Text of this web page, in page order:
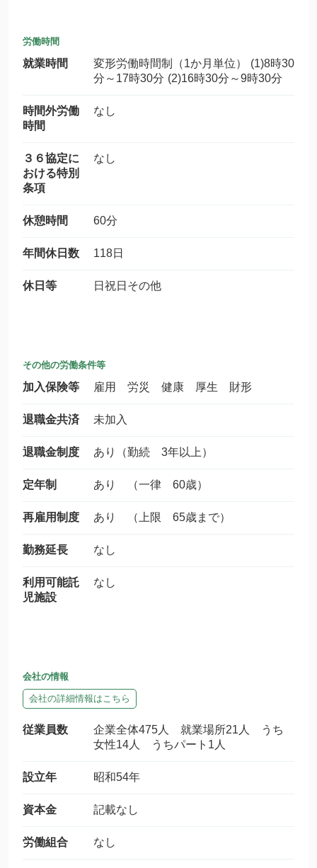
労働時間
就業時間
変形労働時間制（1か月単位） (1)8時30
分～17時30分 (2)16時30分～9時30分
時間外労働
時間
なし
３６協定に
おける特別
条項
なし
休憩時間 60分
年間休日数 118日
休日等 日祝日その他
その他の労働条件等
加入保険等 雇用 労災 健康 厚生 財形
退職金共済 未加入
退職金制度 あり（勤続 3年以上）
定年制 あり （一律 60歳）
再雇用制度 あり （上限 65歳まで）
勤務延長 なし
利用可能託
児施設
なし
会社の情報
会社の詳細情報はこちら
従業員数
企業全体475人 就業場所21人 うち
女性14人 うちパート1人
設立年 昭和54年
資本金 記載なし
労働組合 なし